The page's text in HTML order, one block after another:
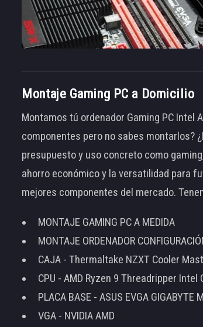
Montaje Gaming PC a Domicilio
Montamos tú ordenador Gaming PC Intel
componentes pero no sabes montarlos?
presupuesto y uso concreto como
ahorro económico y la versatilidad para
mejores componentes del mercado.
MONTAJE GAMING PC A MEDIDA
MONTAJE ORDENADOR
CAJA - Thermaltake NZXT Cooler
CPU - AMD Ryzen 9 Threadripper Intel
PLACA BASE - ASUS EVGA GIGABYTE
VGA - NVIDIA AMD